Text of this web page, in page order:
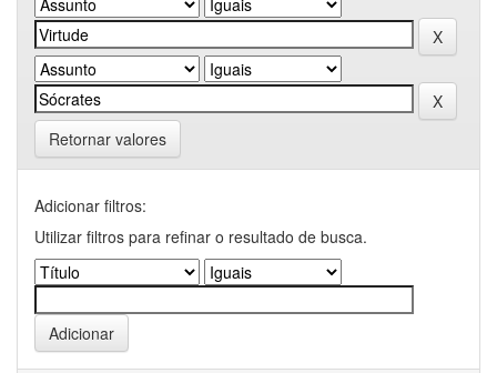
Retornar valores
Adicionar filtros:
Utilizar filtros para refinar o resultado de busca.